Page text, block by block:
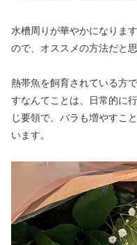
水槽周りが華やかになりま
ので、オススメの方法だと思
熱帯魚を飼育されている方
すなんてことは、日常的に
じ要領で、バラも増やすこ
います。